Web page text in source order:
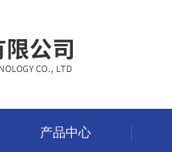
产品中心